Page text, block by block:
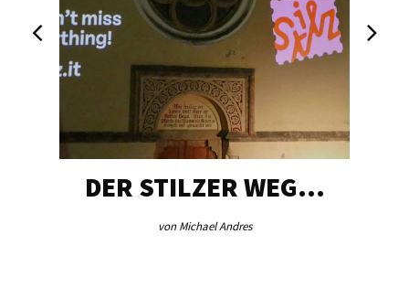
DER STILZER WEG…
von Michael Andres